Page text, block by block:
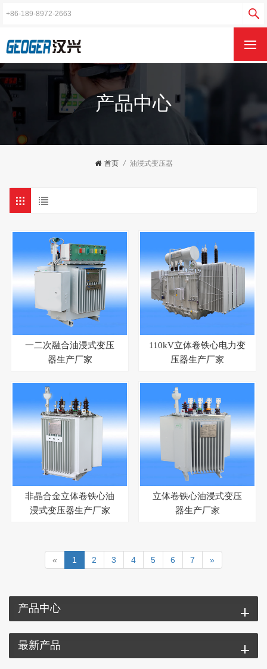
产品中心
首页 / 油浸式变压器
一二次融合油浸式变压
器生产厂家
110kV立体卷铁心电力变
压器生产厂家
非晶合金立体卷铁心油
浸式变压器生产厂家
立体卷铁心油浸式变压
器生产厂家
« 1 2 3 4 5 6 7 »
产品中心
最新产品